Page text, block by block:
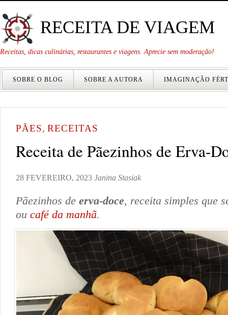
RECEITA DE VIAGEM
Receitas, dicas culinárias, restaurantes e viagens. Aprecie sem moderação!
SOBRE O BLOG SOBRE A AUTORA IMAGINAÇÃO
PÃES, RECEITAS
Receita de Pãezinhos de Erva-
28 FEVEREIRO, 2023 Janina Stasiak
Pãezinhos de erva-doce, receita simples que
ou café da manhã.